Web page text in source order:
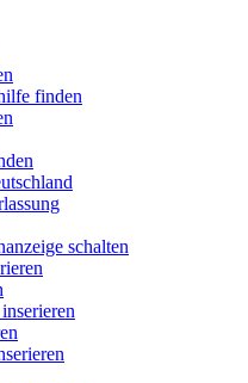
finden
schalten